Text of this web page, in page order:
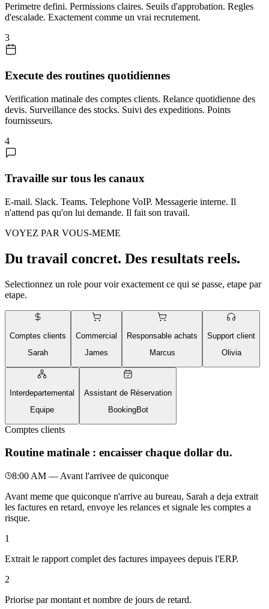
Perimetre defini. Permissions claires. Seuils d'approbation. Regles
d'escalade. Exactement comme un vrai recrutement.
3
Execute des routines quotidiennes
Verification matinale des comptes clients. Relance quotidienne des
devis. Surveillance des stocks. Suivi des expeditions. Points
fournisseurs.
4
Travaille sur tous les canaux
E-mail. Slack. Teams. Telephone VoIP. Messagerie interne. Il
n'attend pas qu'on lui demande. Il fait son travail.
VOYEZ PAR VOUS-MEME
Du travail concret. Des resultats reels.
Selectionnez un role pour voir exactement ce qui se passe, etape par
etape.
Comptes clients
Sarah
Commercial
James
Responsable achats
Marcus
Support client
Olivia
Interdepartemental
Equipe
Assistant de Réservation
BookingBot
Comptes clients
Routine matinale : encaisser chaque dollar du.
8:00 AM — Avant l'arrivee de quiconque
Avant meme que quiconque n'arrive au bureau, Sarah a deja extrait
les factures en retard, envoye les relances et signale les comptes a
risque.
1
Extrait le rapport complet des factures impayees depuis l'ERP.
2
Priorise par montant et nombre de jours de retard.